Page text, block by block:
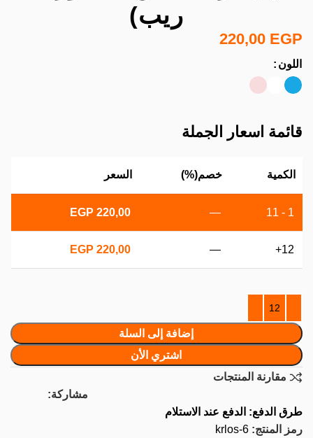
ريب)
220,00 EGP
اللون
قائمة اسعار الجملة
الكمية خصم(%) السعر
1 - 11
—
220,00
EGP
12+
—
220,00
EGP
إضافة إلى السلة
اشتري الأن
مقارنة المنتجات
مشاركة:
طرق الدفع: الدفع عند الاستلام
رمز المنتج:krlos-6